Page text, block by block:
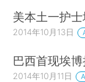
美本土一护
2014年10月13日
巴西首现埃
2014年10月11日